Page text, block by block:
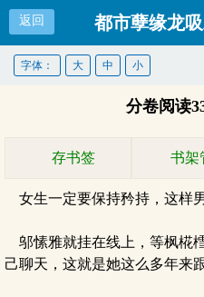
返回 都市孽缘龙吸
字体： 大 中 小
分卷阅读
存书签 书架
女生一定要保持矜持，这样
邬愫雅就挂在线上，等枫椛
己聊天，这就是她这么多年来